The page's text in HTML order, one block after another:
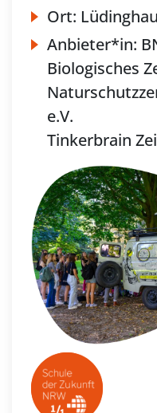
Ort:
Anbieter*in:
Biologisches
e.V.
Tinkerbrain